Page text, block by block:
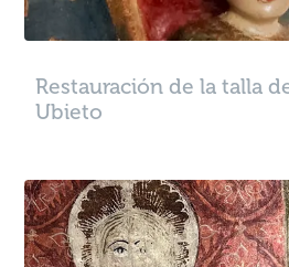
Restauración de la talla
Ubieto